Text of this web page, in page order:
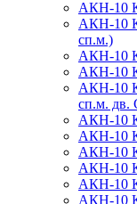
АКН-10
АКН-10
сп.м.)
АКН-10
АКН-10
АКН-10
сп.м. дв.
АКН-10
АКН-10
АКН-10
АКН-10
АКН-10
АКН-10